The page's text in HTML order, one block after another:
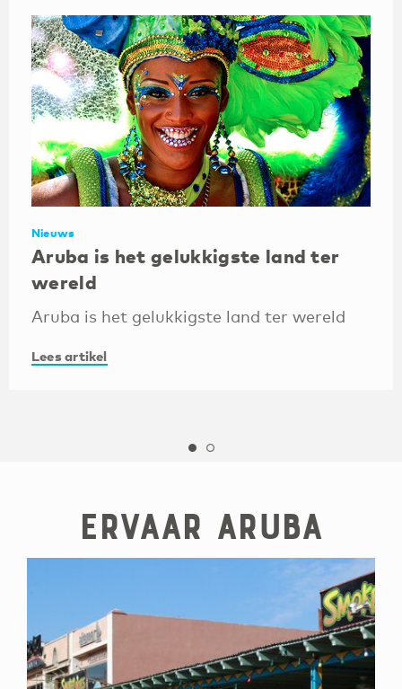
Nieuws
Aruba is het gelukkigste land ter
wereld
Aruba is het gelukkigste land ter wereld
Lees artikel
Ervaar Aruba